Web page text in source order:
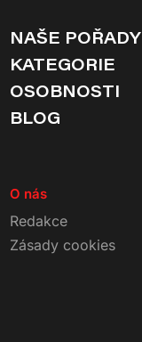
NAŠE POŘADY
KATEGORIE
OSOBNOSTI
BLOG
O nás
Redakce
Zásady cookies